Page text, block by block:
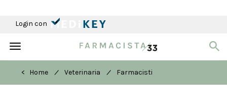
Login con
Toggle
< Home
/ Veterinaria / Farmacisti